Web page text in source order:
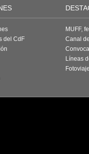
del CdF
MUFF,
Canal
Líneas